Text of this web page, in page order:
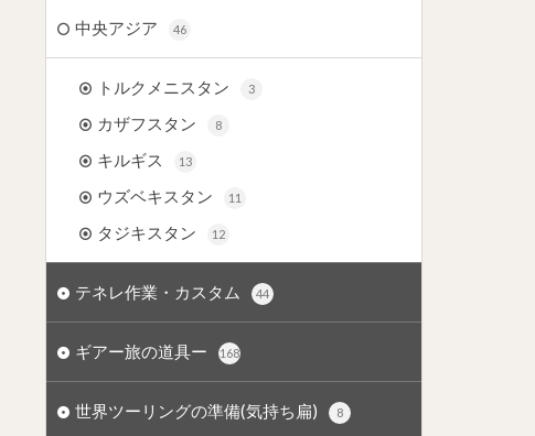
中央アジア 46
トルクメニスタン 3
カザフスタン 8
キルギス 13
ウズベキスタン 11
タジキスタン 12
テネレ作業・カスタム 44
ギアー旅の道具ー 168
世界ツーリングの準備(気持ち扁) 8